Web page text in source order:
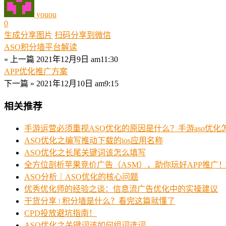
youou
0
生成分享图片 扫码分享到微信
ASO积分墙平台解读
« 上一篇 2021年12月9日 am11:30
APP优化推广方案
下一篇 » 2021年12月10日 am9:15
相关推荐
手游运营必须重视ASO优化的原因是什么？手游aso优化
ASO优化之编写推动下载的ios应用名称
ASO优化之长尾关键词该怎么填写
全方位剖析苹果竞价广告（ASM），助你玩好APP推广！
ASO分析｜ASO优化的核心问题
优秀优化师的经验之谈：信息流广告优化中的实操建议
干货分享 | 积分墙是什么？看完这篇就懂了
CPD投放避坑指南！